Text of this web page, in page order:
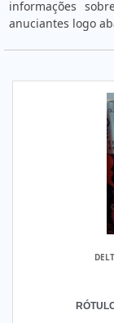
informações
anuciantes logo